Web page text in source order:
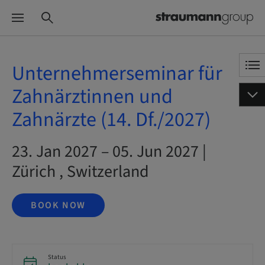
Unternehmerseminar für
Zahnärztinnen und
Zahnärzte (14. Df./2027)
23. Jan 2027 – 05. Jun 2027 |
Zürich , Switzerland
BOOK NOW
Status